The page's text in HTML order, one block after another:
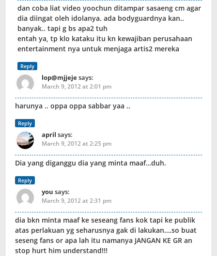
dan coba liat video yoochun ditampar sasaeng cm agar
dia diingat oleh idolanya. ada bodyguardnya kan..
banyak.. tapi g bs apa2 tuh
entah ya, tp klo kataku itu kn kewajiban perusahaan
entertainment nya untuk menjaga artis2 mereka
Reply
lop@mjjejesays:
March 9, 2012 at 2:01 pm
harunya .. oppa oppa sabbar yaa ..
Reply
april says:
March 9, 2012 at 2:25 pm
Dia yang diganggu dia yang minta maaf…duh.
Reply
you says:
March 9, 2012 at 2:31 pm
dia bkn minta maaf ke seseang fans kok tapi ke publik
atas perlakuan yg seharusnya gak di lakukan….so buat
seseng fans or apa lah itu namanya JANGAN KE GR an
stop hurt him understand!!!